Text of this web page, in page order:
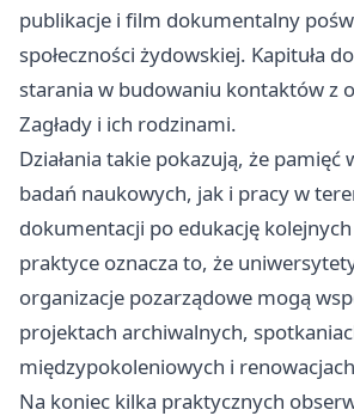
publikacje i film dokumentalny
społeczności żydowskiej. Kapituła
starania w budowaniu kontaktów z
Zagłady i ich rodzinami.
Działania takie pokazują, że
badań naukowych, jak i pracy w
dokumentacji po edukację
praktyce oznacza to, że
organizacje pozarządowe mogą
projektach archiwalnych,
międzypokoleniowych i
Na koniec kilka praktycznych